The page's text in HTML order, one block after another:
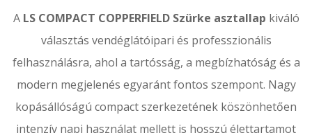
A LS COMPACT COPPERFIELD Szürke asztallap kiváló
választás vendéglátóipari és professzionális
felhasználásra, ahol a tartósság, a megbízhatóság és a
modern megjelenés egyaránt fontos szempont. Nagy
kopásállóságú compact szerkezetének köszönhetően
intenzív napi használat mellett is hosszú élettartamot